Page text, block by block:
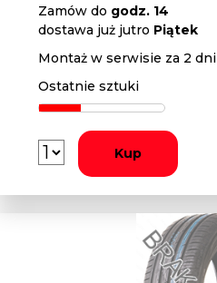
Zamów do godz. 14
dostawa już jutro Piątek
Montaż w serwisie za 2 dni
Ostatnie sztuki
Kup